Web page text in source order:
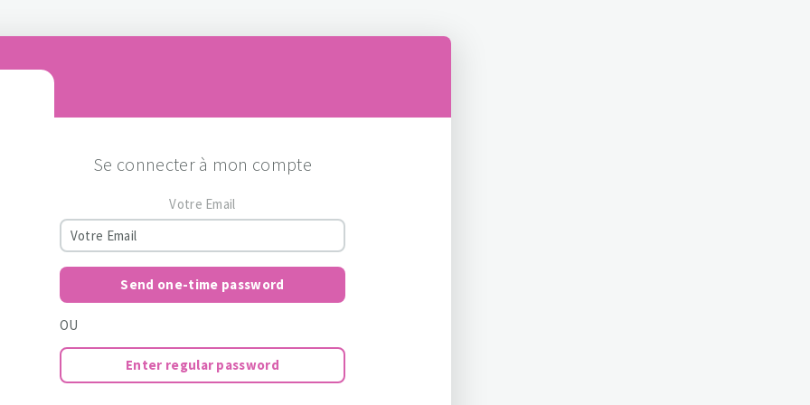
Se connecter à mon compte
Votre Email
Send one-time password
OU
Enter regular password